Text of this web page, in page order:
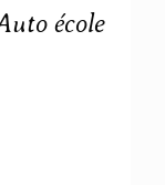
école